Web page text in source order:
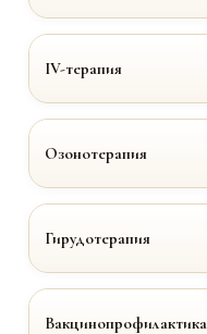
IV-терапия
Озонотерапия
Гирудотерапия
Вакцинопрофилактика